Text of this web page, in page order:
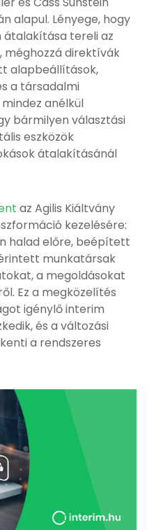
alapul. Lényege, hogy
tereli az
direktívák
alapbeállítások,
a társadalmi
anélkül
bármilyen választási
eszközök
átalakításánál
az Agilis Kiáltvány
kezelésére:
halad előre, beépített
munkatársak
a megoldásokat
Ez a megközelítés
igénylő interim
és a változási
a rendszeres